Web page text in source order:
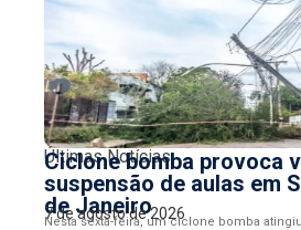
Últimas Notícias
Ciclone bomba provoca
suspensão de aulas em
de Janeiro
7 de agosto de 2026
Nesta sexta-feira, um ciclone bomba